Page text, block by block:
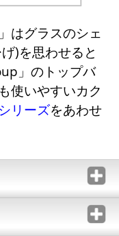
はグラスのシェ
)を思わせると
」のトップバ
使いやすいカク
リーズをあわせ